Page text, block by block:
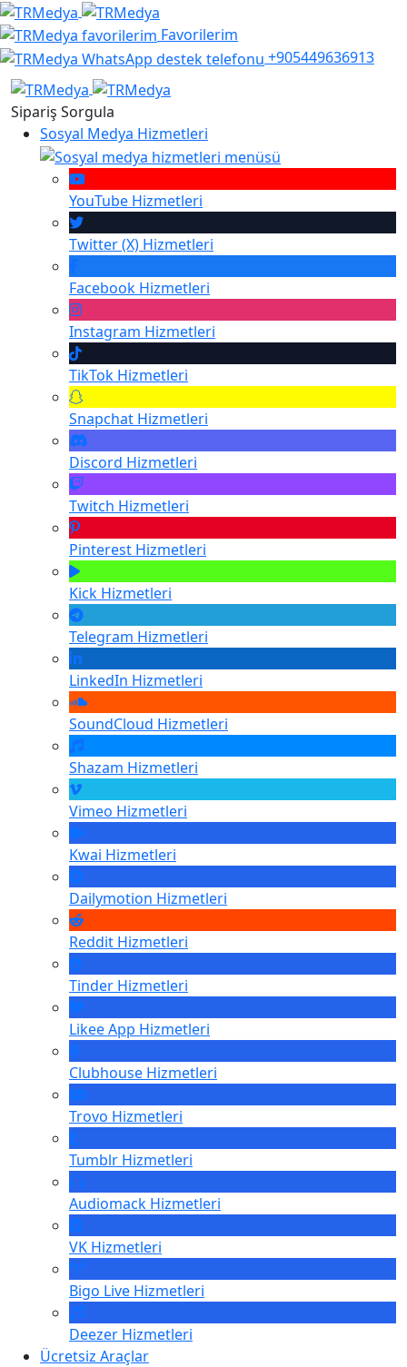
Favorilerim
+905449636913
Sipariş Sorgula
Sosyal Medya Hizmetleri
YouTube Hizmetleri
Twitter (X) Hizmetleri
Facebook Hizmetleri
Instagram Hizmetleri
TikTok Hizmetleri
Snapchat Hizmetleri
Discord Hizmetleri
Twitch Hizmetleri
Pinterest Hizmetleri
Kick Hizmetleri
Telegram Hizmetleri
LinkedIn Hizmetleri
SoundCloud Hizmetleri
Shazam Hizmetleri
Vimeo Hizmetleri
Kwai Hizmetleri
Dailymotion Hizmetleri
Reddit Hizmetleri
Tinder Hizmetleri
Likee App Hizmetleri
Clubhouse Hizmetleri
Trovo Hizmetleri
Tumblr Hizmetleri
Audiomack Hizmetleri
VK Hizmetleri
Bigo Live Hizmetleri
Deezer Hizmetleri
Ücretsiz Araçlar